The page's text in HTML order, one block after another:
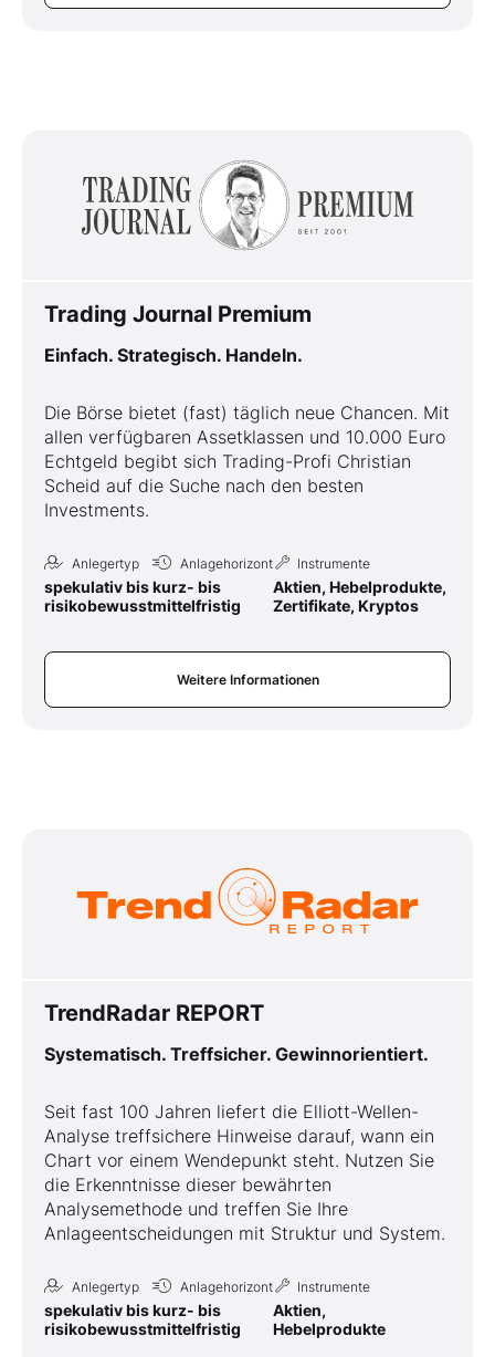
Trading Journal Premium
Einfach. Strategisch. Handeln.
Die Börse bietet (fast) täglich neue Chancen. Mit
allen verfügbaren Assetklassen und 10.000 Euro
Echtgeld begibt sich Trading-Profi Christian
Scheid auf die Suche nach den besten
Investments.
Anlegertyp
spekulativ bis
risikobewusst
Anlagehorizont
kurz- bis
mittelfristig
Instrumente
Aktien, Hebelprodukte,
Zertifikate, Kryptos
Weitere Informationen
TrendRadar REPORT
Systematisch. Treffsicher. Gewinnorientiert.
Seit fast 100 Jahren liefert die Elliott-Wellen-
Analyse treffsichere Hinweise darauf, wann ein
Chart vor einem Wendepunkt steht. Nutzen Sie
die Erkenntnisse dieser bewährten
Analysemethode und treffen Sie Ihre
Anlageentscheidungen mit Struktur und System.
Anlegertyp
spekulativ bis
risikobewusst
Anlagehorizont
kurz- bis
mittelfristig
Instrumente
Aktien,
Hebelprodukte